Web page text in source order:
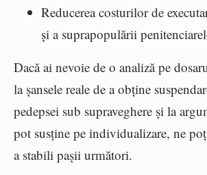
Reducerea costurilor de
și a suprapopulării
Dacă ai nevoie de o analiză pe
la șansele reale de a obține
pedepsei sub supraveghere și la
pot susține pe individualizare, ne
a stabili pașii următori.